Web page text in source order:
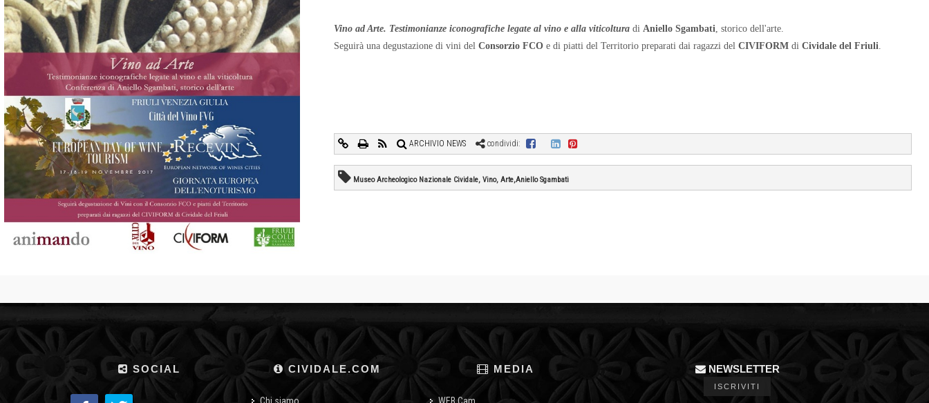
Vino ad Arte. Testimonianze iconografiche legate al vino e alla viticoltura di Aniello Sgambati, storico dell'arte.
Seguirà una degustazione di vini del Consorzio FCO e di piatti del Territorio preparati dai ragazzi del CIVIFORM di Cividale del Friuli.
ARCHIVIO NEWS condividi:
Museo Archeologico Nazionale Cividale, Vino, Arte,Aniello Sgambati
SOCIAL CIVIDALE.COM MEDIA NEWSLETTER
ISCRIVITI